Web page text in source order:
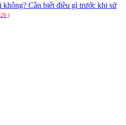
không? Cần biết điều gì trước khi sử
)